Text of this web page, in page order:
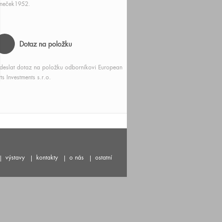
Dotaz na položku
dotaz na položku odborníkovi European
Investments s.r.o.
výstavy kontakty o nás ostatní